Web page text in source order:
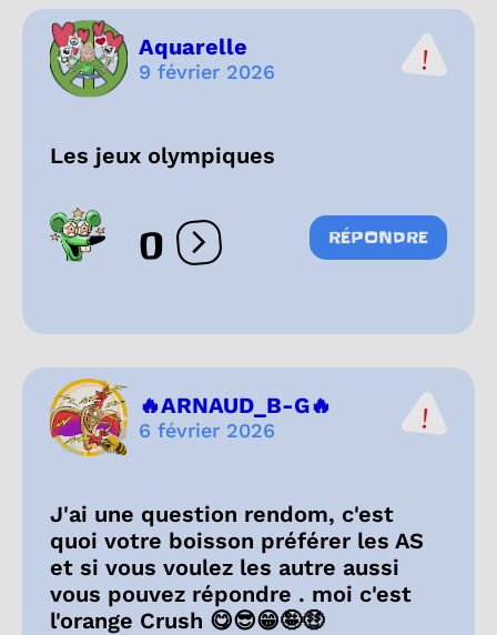
Aquarelle
9 février 2026
Les jeux olympiques
0 Ouvrir les réactions
RÉPONDRE
🔥ARNAUD_B-G🔥
6 février 2026
J'ai une question rendom, c'est
quoi votre boisson préférer les AS
et si vous voulez les autre aussi
vous pouvez répondre . moi c'est
l'orange Crush 😋😎😁🤪🤑